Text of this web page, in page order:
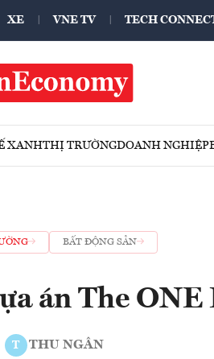
XE VNE TV TECH
XANHTHỊ TRƯỜNGDOANH NGHIỆP
BẤT ĐỘNG SẢN
án The ONE
T THU NGÂN